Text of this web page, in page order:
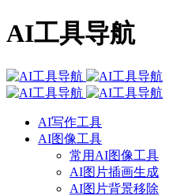
AI工具导航
AI写作工具
AI图像工具
常用AI图像工具
AI图片插画生成
AI图片背景移除